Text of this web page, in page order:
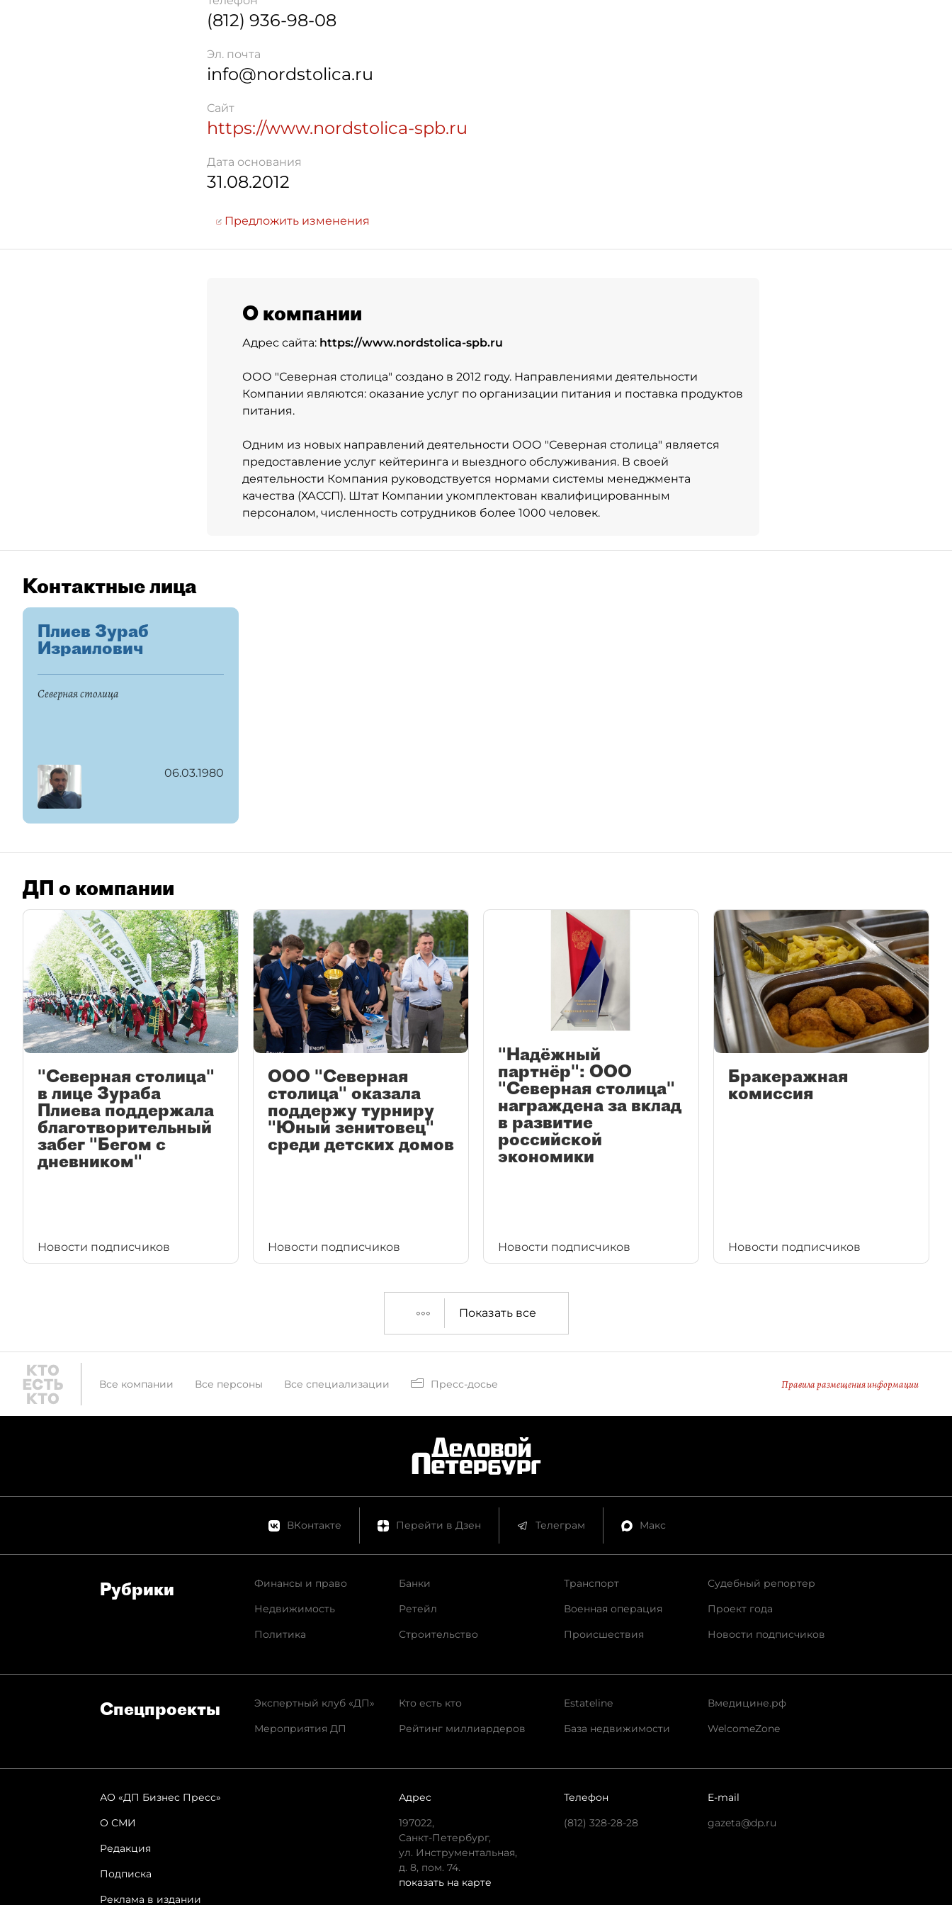
(812) 936-98-08
Эл. почта
info@nordstolica.ru
Сайт
https://www.nordstolica-spb.ru
Дата основания
31.08.2012
Предложить изменения
О компании
Адрес сайта: https://www.nordstolica-spb.ru
ООО "Северная столица" создано в 2012 году. Направлениями деятельности
Компании являются: оказание услуг по организации питания и поставка продуктов
питания.
Одним из новых направлений деятельности ООО "Северная столица" является
предоставление услуг кейтеринга и выездного обслуживания. В своей
деятельности Компания руководствуется нормами системы менеджмента
качества (ХАССП). Штат Компании укомплектован квалифицированным
персоналом, численность сотрудников более 1000 человек.
Контактные лица
Плиев Зураб
Израилович
Северная столица
06.03.1980
ДП о компании
"Северная столица"
в лице Зураба
Плиева поддержала
благотворительный
забег "Бегом с
дневником"
Новости подписчиков
ООО "Северная
столица" оказала
поддержу турниру
"Юный зенитовец"
среди детских домов
Новости подписчиков
"Надёжный
партнёр": ООО
"Северная столица"
награждена за вклад
в развитие
российской
экономики
Новости подписчиков
Бракеражная
комиссия
Новости подписчиков
Показать все
Все компании Все персоны Все специализации Пресс-досье Правила размещения информации
ВКонтакте Перейти в Дзен Телеграм Макс
Рубрики
Финансы и право
Недвижимость
Политика
Банки
Ретейл
Строительство
Транспорт
Военная операция
Происшествия
Судебный репортер
Проект года
Новости подписчиков
Спец­проекты
Экспертный клуб «ДП»
Мероприятия ДП
Кто есть кто
Рейтинг миллиардеров
Estateline
База недвижимости
Вмедицине.рф
WelcomeZone
АО «ДП Бизнес Пресс»
О СМИ
Редакция
Подписка
Реклама в издании
Адрес
197022,
Санкт-Петербург,
ул. Инструментальная,
д. 8, пом. 74.
показать на карте
Телефон
(812) 328-28-28
E-mail
gazeta@dp.ru